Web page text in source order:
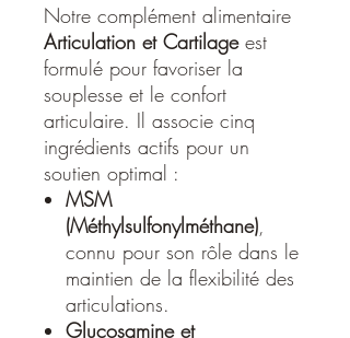
Notre complément alimentaire
Articulation et Cartilageest
formulé pour favoriser la
souplesse et le confort
articulaire. Il associe cinq
ingrédients actifs pour un
soutien optimal :
MSM
(Méthylsulfonylméthane)
connu pour son rôle dans le
maintien de la flexibilité des
articulations.
Glucosamine et